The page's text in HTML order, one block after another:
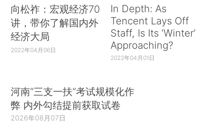
向松祚：宏观经济70
讲，带你了解国内外
经济大局
2022年04月06日
In Depth: As
Tencent Lays Off
Staff, Is Its ‘Winter’
Approaching?
2022年04月01日
河南“三支一扶”考试规模化作
弊 内外勾结提前获取试卷
2026年08月07日